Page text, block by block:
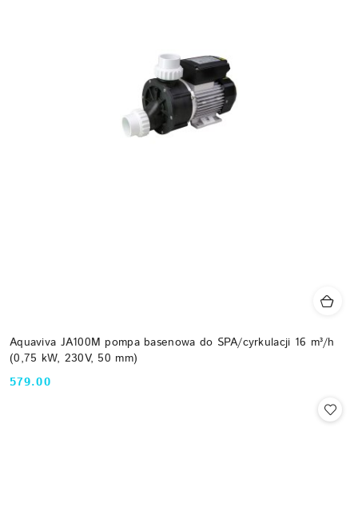
Aquaviva JA100M pompa basenowa do SPA/cyrkulacji 16 m³/h
(0,75 kW, 230V, 50 mm)
Cena:
579.00